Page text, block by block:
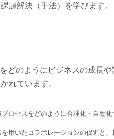
題解決（手法）を学びます。
どのようにビジネスの成長や
れています。
ロセスをどのように合理化・自動化
を用いたコラボレーションの促進と